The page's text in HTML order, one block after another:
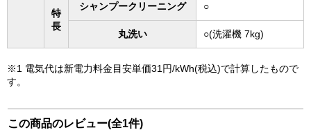
特
長
シャンプークリーニング ○
丸洗い ○(洗濯機 7kg)
※1 電気代は新電力料金目安単価31円/kWh(税込)で計算したもので
す。
この商品のレビュー(全1件)